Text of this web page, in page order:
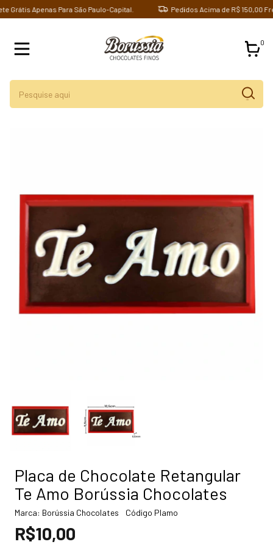
Apenas Para São Paulo-Capital. Pedidos Acima de R$ 150,00
0
Placa de Chocolate Retangular
Te Amo Borússia Chocolates
Marca: Borússia Chocolates Código Plamo
R$10,00